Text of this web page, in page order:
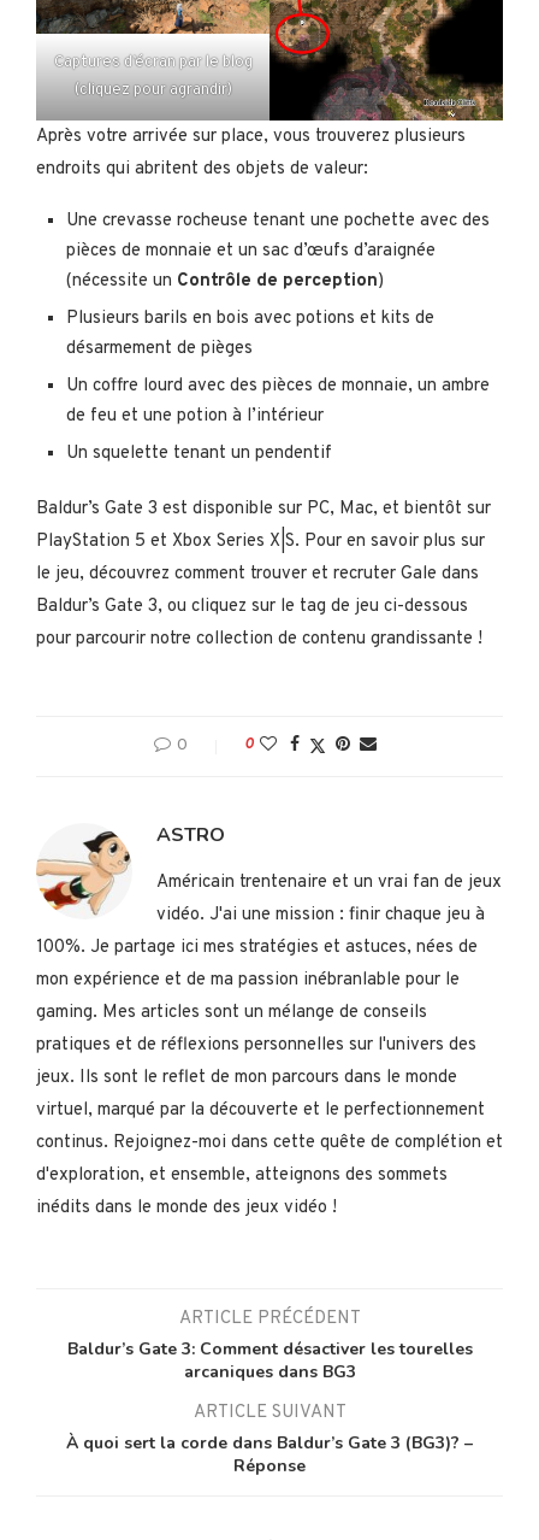
Captures d’écran par le blog
(cliquez pour agrandir)
Après votre arrivée sur place, vous trouverez plusieurs
endroits qui abritent des objets de valeur:
Une crevasse rocheuse tenant une pochette avec des
pièces de monnaie et un sac d’œufs d’araignée
(nécessite un Contrôle de perception)
Plusieurs barils en bois avec potions et kits de
désarmement de pièges
Un coffre lourd avec des pièces de monnaie, un ambre
de feu et une potion à l’intérieur
Un squelette tenant un pendentif
Baldur’s Gate 3 est disponible sur PC, Mac, et bientôt sur
PlayStation 5 et Xbox Series X|S. Pour en savoir plus sur
le jeu, découvrez comment trouver et recruter Gale dans
Baldur’s Gate 3, ou cliquez sur le tag de jeu ci-dessous
pour parcourir notre collection de contenu grandissante !
0 0
ASTRO
Américain trentenaire et un vrai fan de jeux
vidéo. J'ai une mission : finir chaque jeu à
100%. Je partage ici mes stratégies et astuces, nées de
mon expérience et de ma passion inébranlable pour le
gaming. Mes articles sont un mélange de conseils
pratiques et de réflexions personnelles sur l'univers des
jeux. Ils sont le reflet de mon parcours dans le monde
virtuel, marqué par la découverte et le perfectionnement
continus. Rejoignez-moi dans cette quête de complétion et
d'exploration, et ensemble, atteignons des sommets
inédits dans le monde des jeux vidéo !
ARTICLE PRÉCÉDENT
Baldur’s Gate 3: Comment désactiver les tourelles
arcaniques dans BG3
ARTICLE SUIVANT
À quoi sert la corde dans Baldur’s Gate 3 (BG3)? –
Réponse